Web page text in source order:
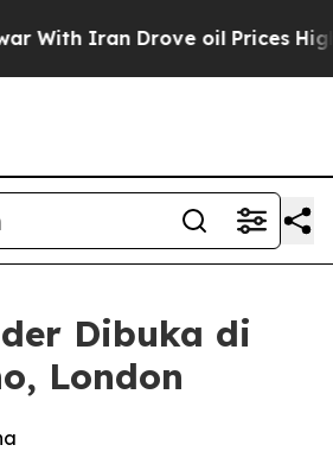
Drove oil Prices Higher,
Dibuka di
London